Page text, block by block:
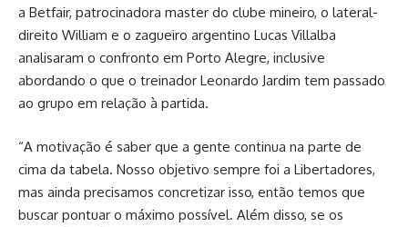
a Betfair, patrocinadora master do clube mineiro, o lateral-
direito William e o zagueiro argentino Lucas Villalba
analisaram o confronto em Porto Alegre, inclusive
abordando o que o treinador Leonardo Jardim tem passado
ao grupo em relação à partida.
“A motivação é saber que a gente continua na parte de
cima da tabela. Nosso objetivo sempre foi a Libertadores,
mas ainda precisamos concretizar isso, então temos que
buscar pontuar o máximo possível. Além disso, se os